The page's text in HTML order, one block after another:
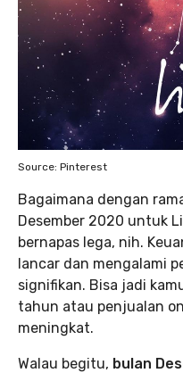
Source: Pinterest
Bagaimana dengan
Desember 2020 untuk
bernapas lega, nih.
lancar dan mengalami
signifikan. Bisa jadi
tahun atau penjualan
meningkat.
Walau begitu, bulan